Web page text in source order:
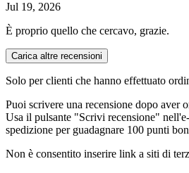
Jul 19, 2026
È proprio quello che cercavo, grazie.
Carica altre recensioni
Solo per clienti che hanno effettuato
Puoi scrivere una recensione dopo aver
Usa il pulsante "Scrivi recensione"
spedizione per guadagnare 100 punti
Non è consentito inserire link a siti di